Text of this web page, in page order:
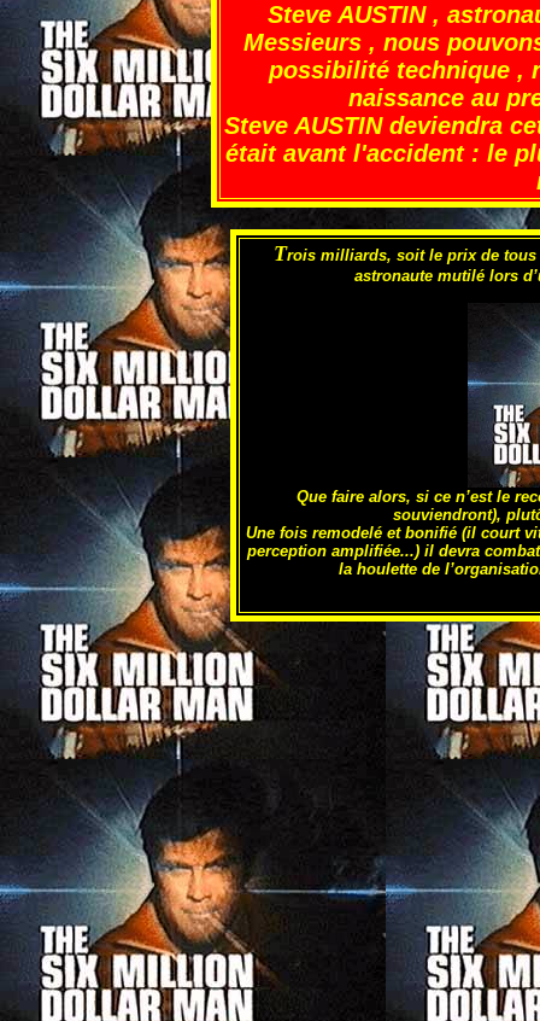
Steve AUSTIN,
Messieurs , nous
possibilité technique ,
naissance au
Steve AUSTIN deviendra
était avant l'accident : le
Trois milliards, soit le prix de tous
astronaute mutilé lors
Que faire alors, si ce n’est le
souviendront),
Une fois remodelé et bonifié (il court
perception amplifiée...) il devra
la houlette de